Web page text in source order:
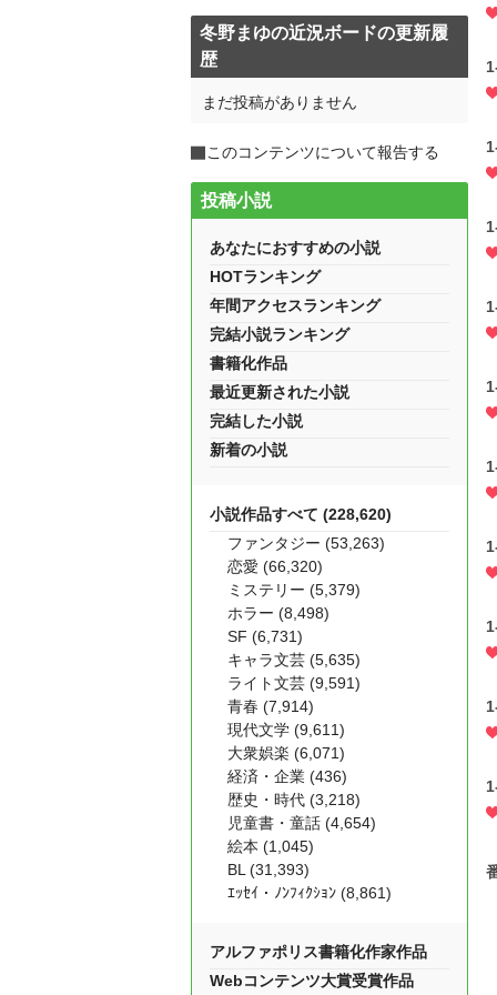
冬野まゆの近況ボードの更新履
歴
まだ投稿がありません
このコンテンツについて報告する
投稿小説
あなたにおすすめの小説
HOTランキング
年間アクセスランキング
完結小説ランキング
書籍化作品
最近更新された小説
完結した小説
新着の小説
小説作品すべて (228,620)
ファンタジー (53,263)
恋愛 (66,320)
ミステリー (5,379)
ホラー (8,498)
SF (6,731)
キャラ文芸 (5,635)
ライト文芸 (9,591)
青春 (7,914)
現代文学 (9,611)
大衆娯楽 (6,071)
経済・企業 (436)
歴史・時代 (3,218)
児童書・童話 (4,654)
絵本 (1,045)
BL (31,393)
ｴｯｾｲ・ﾉﾝﾌｨｸｼｮﾝ (8,861)
アルファポリス書籍化作家作品
Webコンテンツ大賞受賞作品